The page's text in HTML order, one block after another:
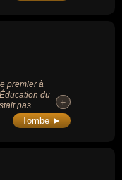
premier à
du
pas
cette
des « pères
+
+
Tombe ►